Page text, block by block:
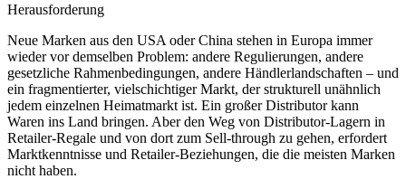
Herausforderung
Neue Marken aus den USA oder China stehen in Europa immer
wieder vor demselben Problem: andere Regulierungen, andere
gesetzliche Rahmenbedingungen, andere Händlerlandschaften – und
ein fragmentierter, vielschichtiger Markt, der strukturell unähnlich
jedem einzelnen Heimatmarkt ist. Ein großer Distributor kann
Waren ins Land bringen. Aber den Weg von Distributor-Lagern in
Retailer-Regale und von dort zum Sell-through zu gehen, erfordert
Marktkenntnisse und Retailer-Beziehungen, die die meisten Marken
nicht haben.